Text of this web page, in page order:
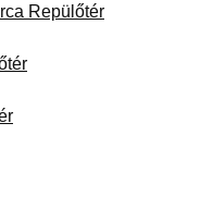
Repülőtér